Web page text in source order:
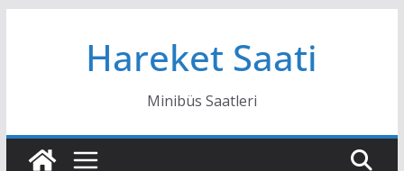
Hareket Saati
Minibüs Saatleri